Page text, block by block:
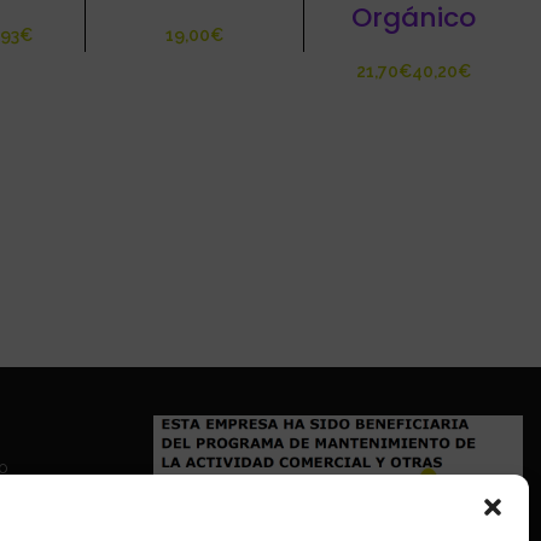
€ €
Orgánico
€ €